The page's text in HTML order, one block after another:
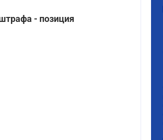
- позиция